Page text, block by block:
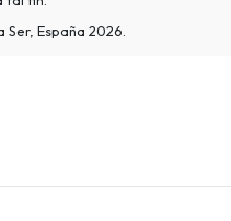
España 2026.